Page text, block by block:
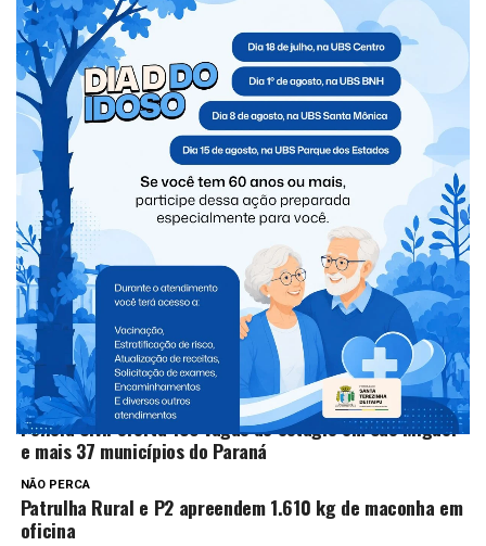
Com informações da PCPR
Facebook WhatsApp
Messenger
Telegram
Compartilhe isso
TÓPICOS RELACIONADOS: NEW
PRÓXIMO
Polícia Civil oferta 136 vagas de estágio em São Miguel
e mais 37 municípios do Paraná
NÃO PERCA
Patrulha Rural e P2 apreendem 1.610 kg de maconha em
oficina